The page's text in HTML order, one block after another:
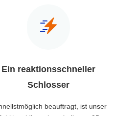
Ein reaktionsschneller
Schlosser
beauftragt, ist unser